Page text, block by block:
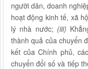
người dân, doanh
hoạt động kinh tế, xã
lý nhà nước; (iii)
thành quả của chuyển
kết của Chính phủ,
chuyển đổi số và tiếp